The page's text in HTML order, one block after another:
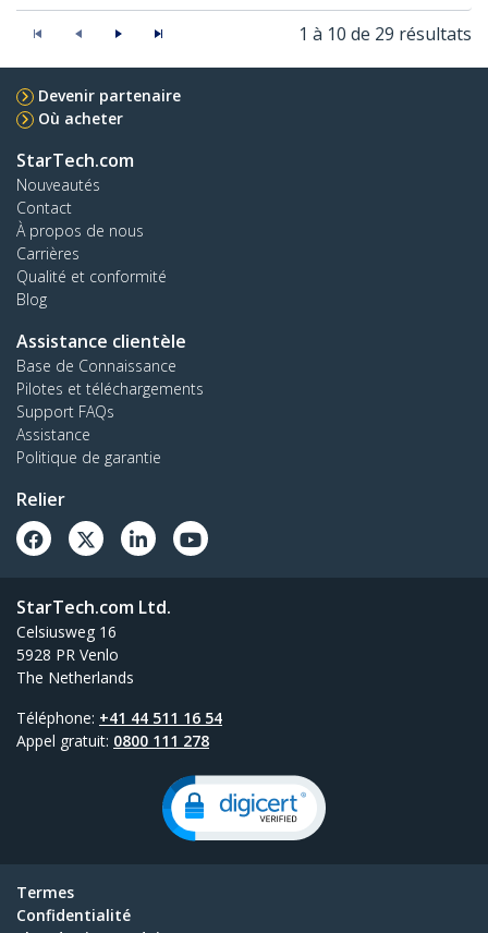
1 à 10 de 29 résultats
Devenir partenaire
Où acheter
StarTech.com
Nouveautés
Contact
À propos de nous
Carrières
Qualité et conformité
Blog
Assistance clientèle
Base de Connaissance
Pilotes et téléchargements
Support FAQs
Assistance
Politique de garantie
Relier
StarTech.com Ltd.
Celsiusweg 16
5928 PR Venlo
The Netherlands
Téléphone: +41 44 511 16 54
Appel gratuit: 0800 111 278
Termes
Confidentialité